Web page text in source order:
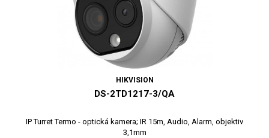
HIKVISION
DS-2TD1217-3/QA
IP Turret Termo - optická kamera; IR 15m, Audio, Alarm, objektiv
3,1mm